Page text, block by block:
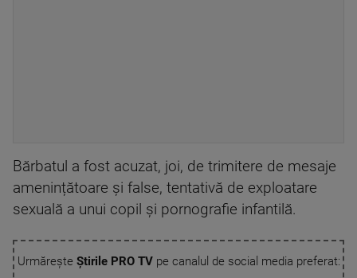
Bărbatul a fost acuzat, joi, de trimitere de mesaje
amenințătoare și false, tentativă de exploatare
sexuală a unui copil și pornografie infantilă.
Urmărește Știrile PRO TVpe canalul de social media preferat: